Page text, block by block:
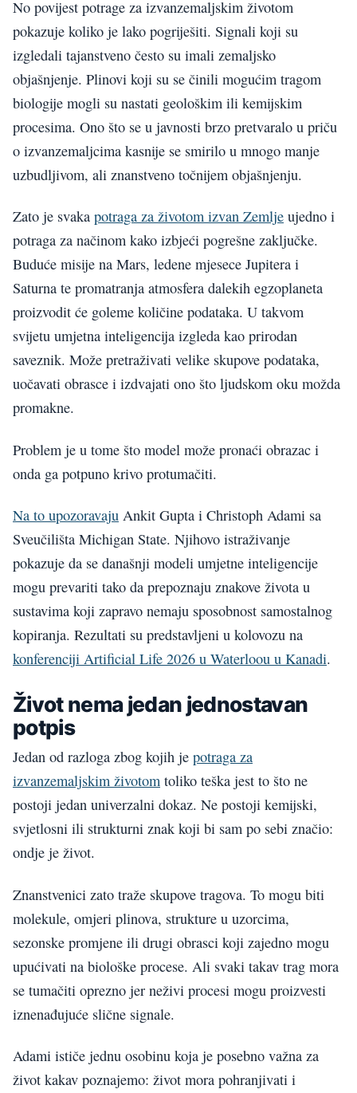
No povijest potrage za izvanzemaljskim životom
pokazuje koliko je lako pogriješiti. Signali koji su
izgledali tajanstveno često su imali zemaljsko
objašnjenje. Plinovi koji su se činili mogućim tragom
biologije mogli su nastati geološkim ili kemijskim
procesima. Ono što se u javnosti brzo pretvaralo u priču
o izvanzemaljcima kasnije se smirilo u mnogo manje
uzbudljivom, ali znanstveno točnijem objašnjenju.
Zato je svaka potraga za životom izvan Zemlje ujedno i
potraga za načinom kako izbjeći pogrešne zaključke.
Buduće misije na Mars, ledene mjesece Jupitera i
Saturna te promatranja atmosfera dalekih egzoplaneta
proizvodit će goleme količine podataka. U takvom
svijetu umjetna inteligencija izgleda kao prirodan
saveznik. Može pretraživati velike skupove podataka,
uočavati obrasce i izdvajati ono što ljudskom oku možda
promakne.
Problem je u tome što model može pronaći obrazac i
onda ga potpuno krivo protumačiti.
Na to upozoravaju Ankit Gupta i Christoph Adami sa
Sveučilišta Michigan State. Njihovo istraživanje
pokazuje da se današnji modeli umjetne inteligencije
mogu prevariti tako da prepoznaju znakove života u
sustavima koji zapravo nemaju sposobnost samostalnog
kopiranja. Rezultati su predstavljeni u kolovozu na
konferenciji Artificial Life 2026 u Waterloou u Kanadi.
Život nema jedan jednostavan
potpis
Jedan od razloga zbog kojih je potraga za
izvanzemaljskim životom toliko teška jest to što ne
postoji jedan univerzalni dokaz. Ne postoji kemijski,
svjetlosni ili strukturni znak koji bi sam po sebi značio:
ondje je život.
Znanstvenici zato traže skupove tragova. To mogu biti
molekule, omjeri plinova, strukture u uzorcima,
sezonske promjene ili drugi obrasci koji zajedno mogu
upućivati na biološke procese. Ali svaki takav trag mora
se tumačiti oprezno jer neživi procesi mogu proizvesti
iznenađujuće slične signale.
Adami ističe jednu osobinu koja je posebno važna za
život kakav poznajemo: život mora pohranjivati i